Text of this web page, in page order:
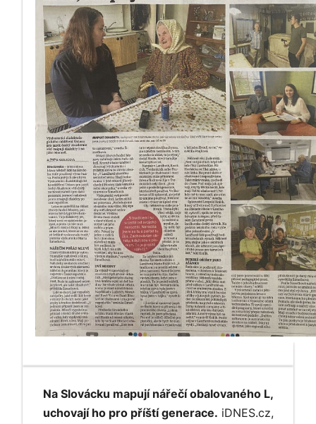
Na Slovácku mapují nářečí obalovaného L,
uchovají ho pro příští generace. iDNES.cz,